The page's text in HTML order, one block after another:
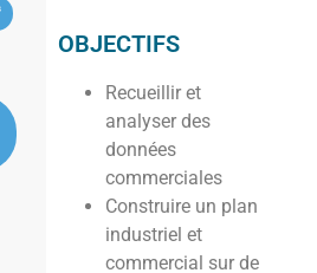
OBJECTIFS
Recueillir et
analyser des
données
commerciales
Construire un plan
industriel et
commercial sur de